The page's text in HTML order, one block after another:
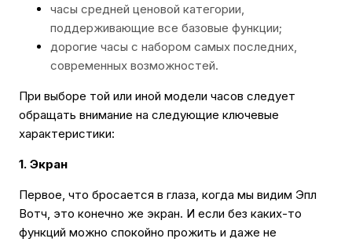
часы средней ценовой категории,
поддерживающие все базовые функции;
дорогие часы с набором самых последних,
современных возможностей.
При выборе той или иной модели часов следует
обращать внимание на следующие ключевые
характеристики:
1. Экран
Первое, что бросается в глаза, когда мы видим Эпл
Вотч, это конечно же экран. И если без каких-то
функций можно спокойно прожить и даже не